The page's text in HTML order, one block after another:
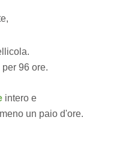
96 ore.
intero e
un paio d'ore.